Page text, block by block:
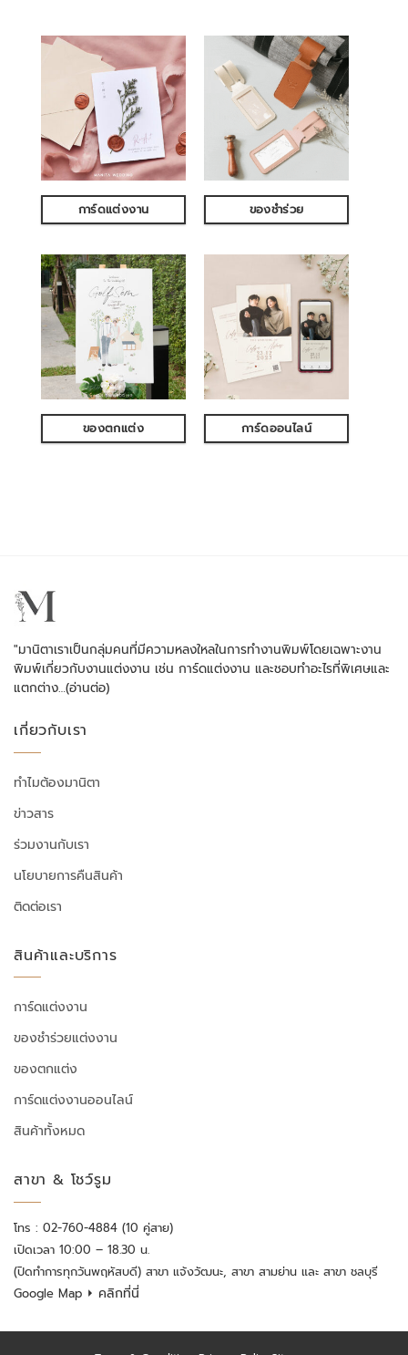
การ์ดแต่งงาน ของชำร่วย
ของตกแต่ง การ์ดออนไลน์
"มานิตาเราเป็นกลุ่มคนที่มีความหลงใหลในการทำงานพิมพ์โดยเฉพาะงาน
พิมพ์เกี่ยวกับงานแต่งงาน เช่น การ์ดแต่งงาน และชอบทำอะไรที่พิเศษและ
แตกต่าง…(อ่านต่อ)
เกี่ยวกับเรา
ทำไมต้องมานิตา
ข่าวสาร
ร่วมงานกับเรา
นโยบายการคืนสินค้า
ติดต่อเรา
สินค้าและบริการ
การ์ดแต่งงาน
ของชำร่วยแต่งงาน
ของตกแต่ง
การ์ดแต่งงานออนไลน์
สินค้าทั้งหมด
สาขา & โชว์รูม
โทร : 02-760-4884 (10 คู่สาย)
เปิดเวลา 10:00 – 18.30 น.
(ปิดทำการทุกวันพฤหัสบดี) สาขา แจ้งวัฒนะ, สาขา สามย่าน และ สาขา ชลบุรี
Google Map ⏵ คลิกที่นี่